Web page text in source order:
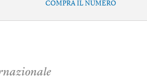
COMPRA IL NUMERO